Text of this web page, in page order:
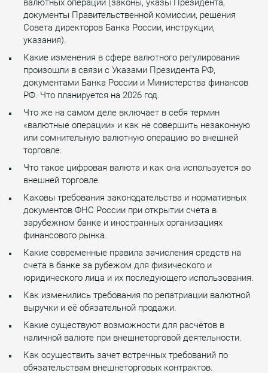
валютных операций (законы, указы Президента,
документы Правительственной комиссии, решения
Совета директоров Банка России, инструкции,
указания).
Какие изменения в сфере валютного регулирования
произошли в связи с Указами Президента РФ,
документами Банка России и Министерства финансов
РФ. Что планируется на 2026 год.
Что же на самом деле включает в себя термин
«валютные операции» и как не совершить незаконную
или сомнительную валютную операцию во внешней
торговле.
Что такое цифровая валюта и как она используется во
внешней торговле.
Каковы требования законодательства и нормативных
документов ФНС России при открытии счета в
зарубежном банке и иностранных организациях
финансового рынка.
Какие современные правила зачисления средств на
счета в банке за рубежом для физического и
юридического лица и их последующего использования.
Как изменились требования по репатриации валютной
выручки и её обязательной продажи.
Какие существуют возможности для расчётов в
наличной валюте при внешнеторговой деятельности.
Как осуществить зачет встречных требований по
обязательствам внешнеторговых контрактов.